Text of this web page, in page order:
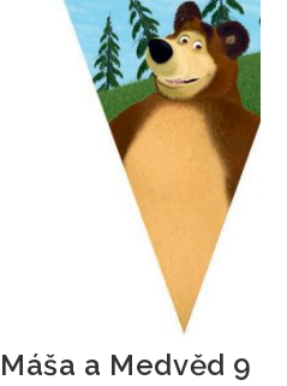
a Medvěd 9